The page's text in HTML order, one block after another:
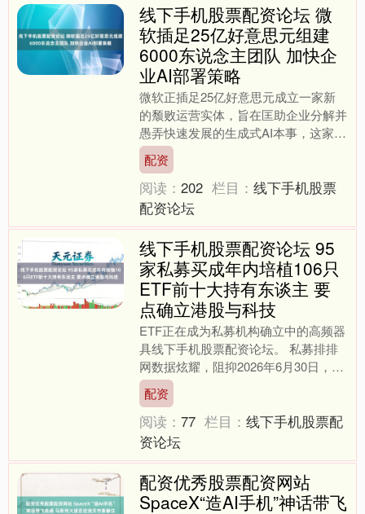
线下手机股票配资论坛 微
软插足25亿好意思元组建
6000东说念主团队 加快企
业AI部署策略
微软正插足25亿好意思元成立一家新
的颓败运营实体，旨在匡助企业分解并
愚弄快速发展的生成式AI本事，这家软
件巨头成为最新一家重金押注“AI落地
劳动”的科技公司。 ....
配资
阅读：202 栏目：线下手机股票
配资论坛
线下手机股票配资论坛 95
家私募买成年内培植106只
ETF前十大持有东谈主 要
点确立港股与科技
ETF正在成为私募机构确立中的高频器
具线下手机股票配资论坛。 私募排排
网数据炫耀，阻抑2026年6月30日，上
半年共有95家私募机构旗下产物，出
当前106只上半....
配资
阅读：77 栏目：线下手机股票配
资论坛
配资优秀股票配资网站
SpaceX“造AI手机”神话带飞